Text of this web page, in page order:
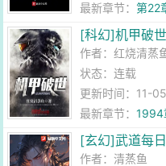
最新章节：第22
[科幻]机甲破世
作者：红烧清蒸
状态：连载
更新时间：11-
最新章节：1994
[玄幻]武道每
作者： 清蒸鱼